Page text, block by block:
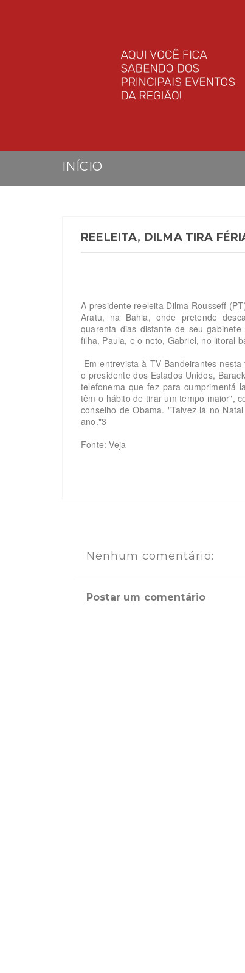
INÍCIO
REELEITA, DILMA TIRA
A presidente reeleita Dilma Rousseff
Aratu, na Bahia, onde pretende
quarenta dias distante de seu
filha, Paula, e o neto, Gabriel, no litoral
Em entrevista à TV Bandeirantes
o presidente dos Estados Unidos,
telefonema que fez para
têm o hábito de tirar um tempo maior",
conselho de Obama. "Talvez lá no
ano."3
Fonte: Veja
Nenhum comentário:
Postar um comentário